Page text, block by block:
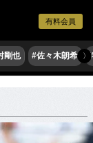
有料会員
剛也 #佐々木朗希 〉